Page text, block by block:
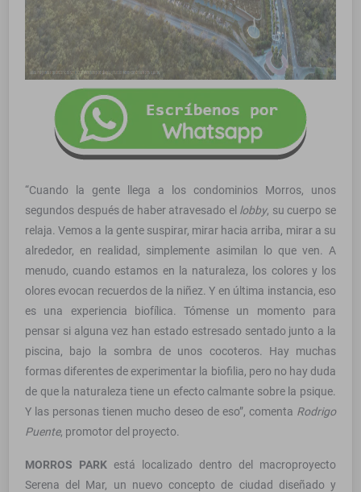
“Cuando la gente llega a los condominios Morros, unos
segundos después de haber atravesado el lobby, su cuerpo se
relaja. Vemos a la gente suspirar, mirar hacia arriba, mirar a su
alrededor, en realidad, simplemente asimilan lo que ven. A
menudo, cuando estamos en la naturaleza, los colores y los
olores evocan recuerdos de la niñez. Y en última instancia, eso
es una experiencia biofílica. Tómense un momento para
pensar si alguna vez han estado estresado sentado junto a la
piscina, bajo la sombra de unos cocoteros. Hay muchas
formas diferentes de experimentar la biofilia, pero no hay duda
de que la naturaleza tiene un efecto calmante sobre la psique.
Y las personas tienen mucho deseo de eso”, comenta Rodrigo
Puente, promotor del proyecto.
MORROS PARK está localizado dentro del macroproyecto
Serena del Mar, un nuevo concepto de ciudad diseñado y